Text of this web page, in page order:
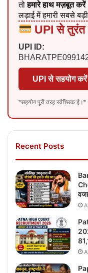
तोहमारे हाथ मज़बूत करें
लड़ाई में हमारी सबसे
UPI से तुरंत
UPI ID:
UPI से सहयोग करें
*सहयोग पूरी तरह स्वैच्छिक है।*
Recent Posts